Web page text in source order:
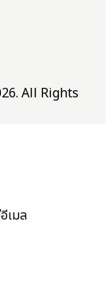
All Rights
เมล